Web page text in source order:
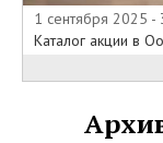
1 сентября 2025
Каталог акции в